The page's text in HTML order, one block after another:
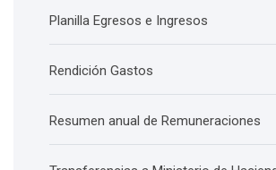
Planilla Egresos e Ingresos
Rendición Gastos
Resumen anual de Remuneraciones